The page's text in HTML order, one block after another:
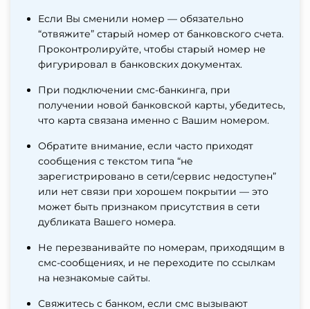
Если Вы сменили номер — обязательно
“отвяжите” старый номер от банковского счета.
Проконтролируйте, чтобы старый номер не
фигурировал в банковских документах.
При подключении смс-банкинга, при
получении новой банковской карты, убедитесь,
что карта связана именно с Вашим номером.
Обратите внимание, если часто приходят
сообщения с текстом типа “не
зарегистрировано в сети/сервис недоступен”
или нет связи при хорошем покрытии — это
может быть признаком присутствия в сети
дубликата Вашего номера.
Не перезванивайте по номерам, приходящим в
смс-сообщениях, и не переходите по ссылкам
на незнакомые сайты.
Свяжитесь с банком, если смс вызывают